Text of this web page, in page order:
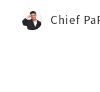
Chief